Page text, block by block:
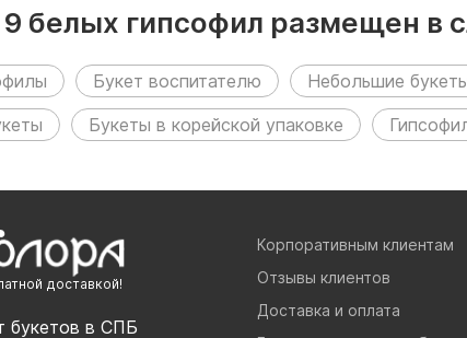
9 белых гипсофил размещен в
Букет воспитателю Небольшие
Букеты в корейской упаковке
доставкой!
букетов в СПБ
Корпоративным клиентам
Отзывы клиентов
Доставка и оплата